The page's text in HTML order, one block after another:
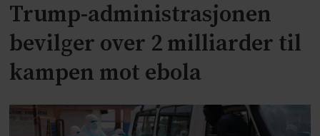
Trump-administrasjonen
bevilger over 2 milliarder til
kampen mot ebola